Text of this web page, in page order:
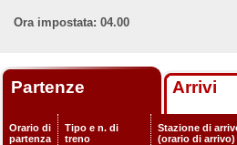
Ora impostata: 04.00
Partenze Arrivi
Orario di
partenza
Tipo e n. di
treno
Stazione di
(orario di arrivo)